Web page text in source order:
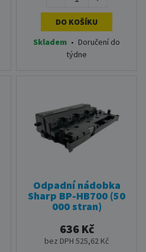
DO KOŠÍKU
Skladem • Doručení do
týdne
Odpadní nádobka
Sharp BP-HB700 (50
000 stran)
636 Kč
bez DPH 525,62 Kč